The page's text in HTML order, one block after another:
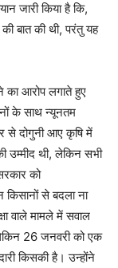
जारी किया है कि,
बात की थी, परंतु यह
का आरोप लगाते हुए
के साथ न्यूनतम
से दोगुनी आए कृषि में
उम्मीद थी, लेकिन सभी
को
से बदला ना
वाले मामले में सवाल
लेकिन 26 जनवरी को एक
किसकी है। उन्होंने